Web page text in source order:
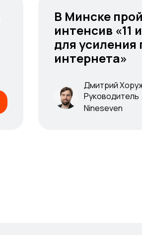
В Минске
интенсив «11
для усиления
интернета»
Дмитрий
Руководитель
Nineseven
В Минске
интенсив «11
для усиления
интернета»
Дмитрий
Руководитель
Nineseven